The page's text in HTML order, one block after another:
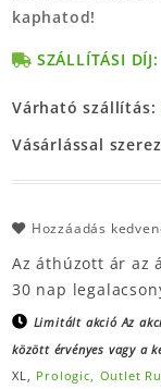
kaphatod!
SZÁLLÍTÁSI
Várható szállítás:
Vásárlással
Hozzáadás
Az áthúzott ár az
30 nap
Limitált akcióAz
között érvényes vagy a
XL, Prologic, Outlet